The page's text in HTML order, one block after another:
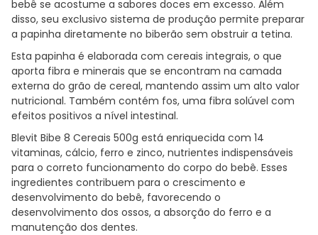
bebê se acostume a sabores doces em excesso. Além
disso, seu exclusivo sistema de produção permite preparar
a papinha diretamente no biberão sem obstruir a tetina.
Esta papinha é elaborada com cereais integrais, o que
aporta fibra e minerais que se encontram na camada
externa do grão de cereal, mantendo assim um alto valor
nutricional. Também contém fos, uma fibra solúvel com
efeitos positivos a nível intestinal.
Blevit Bibe 8 Cereais 500g está enriquecida com 14
vitaminas, cálcio, ferro e zinco, nutrientes indispensáveis
para o correto funcionamento do corpo do bebê. Esses
ingredientes contribuem para o crescimento e
desenvolvimento do bebê, favorecendo o
desenvolvimento dos ossos, a absorção do ferro e a
manutenção dos dentes.